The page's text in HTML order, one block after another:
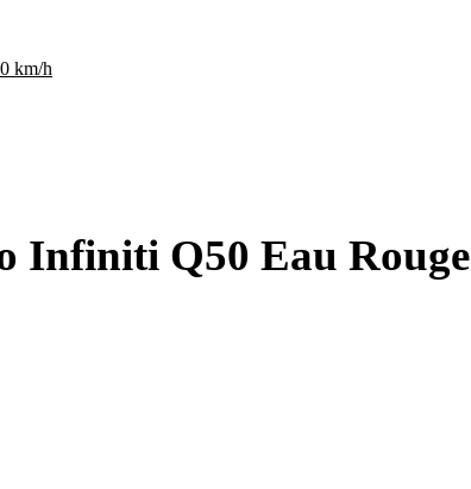
km/h
Infiniti Q50 Eau Rouge